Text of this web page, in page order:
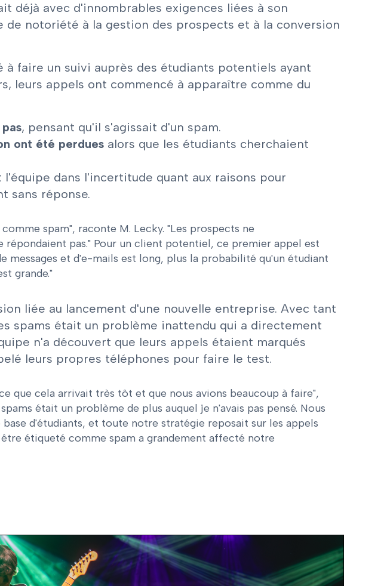
déjà avec d'innombrables exigences liées à son
de notoriété à la gestion des prospects et à la conversion
à faire un suivi auprès des étudiants potentiels ayant
leurs appels ont commencé à apparaître comme du
, pensant qu'il s'agissait d'un spam.
ont été perduesalors que les étudiants cherchaient
l'équipe dans l'incertitude quant aux raisons pour
sans réponse.
spam", raconte M. Lecky. "Les prospects ne
répondaient pas." Pour un client potentiel, ce premier appel est
messages et d'e-mails est long, plus la probabilité qu'un étudiant
grande."
liée au lancement d'une nouvelle entreprise. Avec tant
spams était un problème inattendu qui a directement
n'a découvert que leurs appels étaient marqués
leurs propres téléphones pour faire le test.
que cela arrivait très tôt et que nous avions beaucoup à faire",
était un problème de plus auquel je n'avais pas pensé. Nous
d'étudiants, et toute notre stratégie reposait sur les appels
étiqueté comme spam a grandement affecté notre